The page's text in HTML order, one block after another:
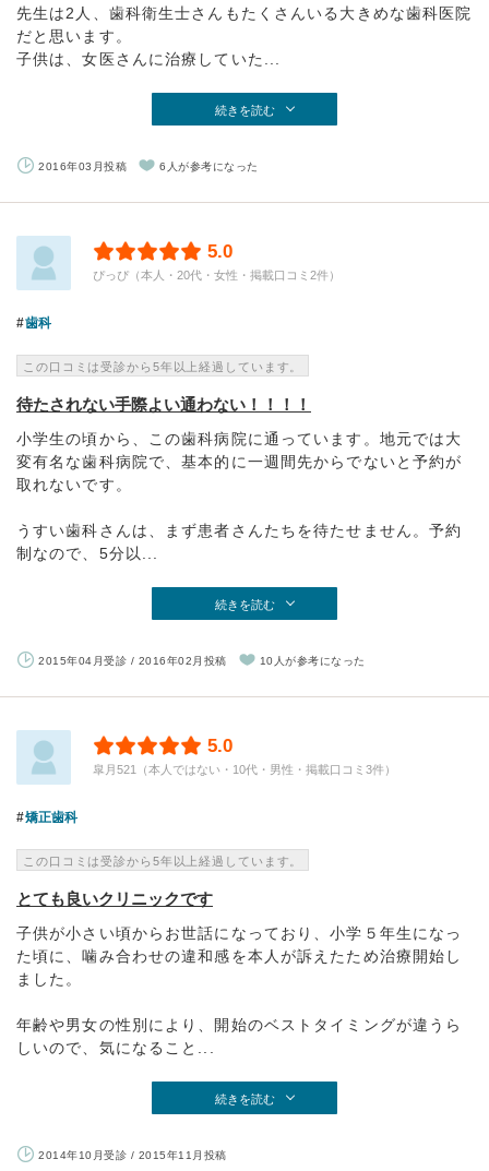
先生は2人、歯科衛生士さんもたくさんいる大きめな歯科医院
だと思います。
子供は、女医さんに治療していた...
続きを読む
2016年03月投稿 6人が参考になった
5.0
ぴっぴ（本人・20代・女性・掲載口コミ2件）
歯科
この口コミは受診から5年以上経過しています。
待たされない手際よい通わない！！！！
小学生の頃から、この歯科病院に通っています。地元では大
変有名な歯科病院で、基本的に一週間先からでないと予約が
取れないです。
うすい歯科さんは、まず患者さんたちを待たせません。予約
制なので、5分以...
続きを読む
2015年04月受診 / 2016年02月投稿 10人が参考になった
5.0
皐月521（本人ではない・10代・男性・掲載口コミ3件）
矯正歯科
この口コミは受診から5年以上経過しています。
とても良いクリニックです
子供が小さい頃からお世話になっており、小学５年生になっ
た頃に、噛み合わせの違和感を本人が訴えたため治療開始し
ました。
年齢や男女の性別により、開始のベストタイミングが違うら
しいので、気になること...
続きを読む
2014年10月受診 / 2015年11月投稿